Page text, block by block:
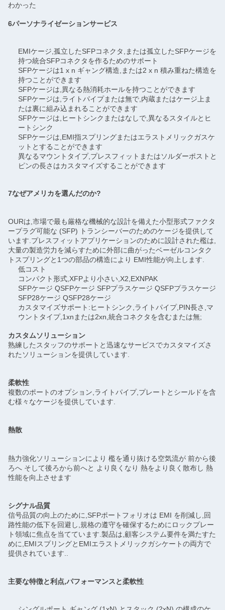
わかった
6パーソナライゼーションサービス
EMIケージ,孤立したSFPコネクタ,または孤立したSFPケージを
持つ統合SFPコネクタを作るためのサポート
SFPケージは1 x n ギャング構造,または2 x n 積み重ねた構造を
持つことができます
SFPケージは,異なる熱消耗ホールを持つことができます
SFPケージは,ライトパイプまたは無で,内蔵またはケージ上ま
たは裏に組み込まれることができます
SFPケージは,ヒートシンクまたはなしで,異なるスタイルとヒ
ートシンク
SFPケージは,EMI指スプリングまたはエラストメリックガスケ
ットとすることができます
異なるマウントタイプ,プレスフィットまたはソルダーポストと
ピンの長さはカスタマイズすることができます
7なぜアメリカを選んだのか?
OURは,市場で最も厳格な機械的な設計を備えた小型形式ファクタ
ープラグ可能な (SFP) トランシーバーのためのケージを提供して
います.プレスフィットアプリケーションのために設計された檻は,
大量の製造労力を減らすために外部に曲がったベーゼルコンタク
トスプリングと1つの部品の構造により EMI性能が向上します.
低コスト
コンパクト形式,XFPより小さい,X2,EXNPAK
SFPケージ QSFPケージ SFPプラスケージ QSFPプラスケージ
SFP28ケージ QSFP28ケージ
カスタマイズサポート:ヒートシンク,ライトパイプ,PIN長さ,マ
ウントタイプ,1xnまたは2xn,統合コネクタを含むまたは無;
カスタムソリューション
熟練したスタッフのサポートと迅速なサービスでカスタマイズさ
れたソリューションを提供しています.
柔軟性
複数のポートのオプション,ライトパイプ,プレートとシールドを含
む様々なケージを提供しています.
熱散
熱力強化ソリューションにより 檻を通り抜ける空気流が 前から後
ろへ そして後ろから前へと より良くなり 熱をより良く散布し 熱
性能を向上させます
シグナル品質
信号品質の向上のために,SFPポートフォリオは EMI を削減し,回
路性能の低下を回避し,規格の遵守を確保するためにロックプレー
ト領域に焦点を当てています.製品は,顧客システム要件を満たすた
めに,EMIスプリングとEMIエラストメリックガシケートの両方で
提供されています..
主要な特徴と利点,パフォーマンスと柔軟性